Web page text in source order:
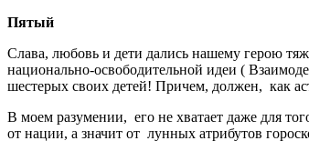
Пятый
Слава, любовь и дети дались нашему герою
национально-освободительной идеи (
шестерых своих детей! Причем, должен, как
В моем разумении, его не хватает даже для
от нации, а значит от лунных атрибутов